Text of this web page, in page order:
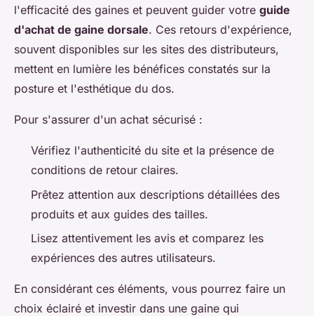
l'efficacité des gaines et peuvent guider votre guide
d'achat de gaine dorsale. Ces retours d'expérience,
souvent disponibles sur les sites des distributeurs,
mettent en lumière les bénéfices constatés sur la
posture et l'esthétique du dos.
Pour s'assurer d'un achat sécurisé :
Vérifiez l'authenticité du site et la présence de
conditions de retour claires.
Prêtez attention aux descriptions détaillées des
produits et aux guides des tailles.
Lisez attentivement les avis et comparez les
expériences des autres utilisateurs.
En considérant ces éléments, vous pourrez faire un
choix éclairé et investir dans une gaine qui